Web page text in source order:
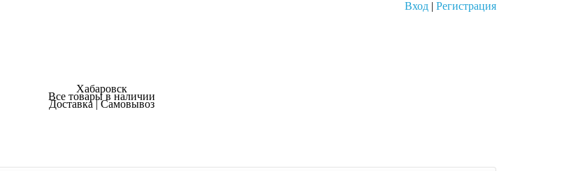
Вход | Регистрация
Хабаровск
Все товары в наличии
Доставка | Самовывоз